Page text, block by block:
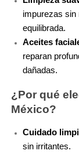
TRULY BEAUTY
TWEEZERMAN
URBAN DECAY
impurezas sin
equilibrada.
Aceites
reparan
dañadas.
¿Por qué
México?
Cuidado
sin irritantes.